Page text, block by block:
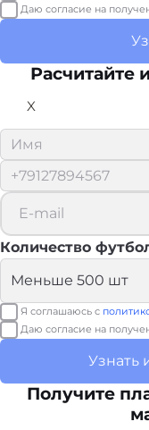
Даю согласие на
Расчитайте
X
Количество
Я соглашаюсь с
Даю согласие на
Узнать
Получите